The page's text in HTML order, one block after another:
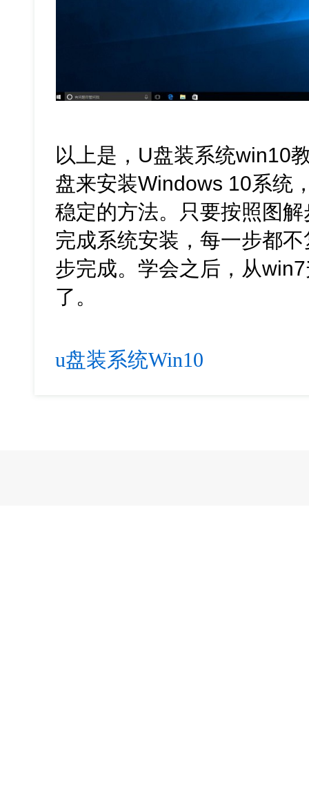
以上是，U盘装系统win10
盘来安装Windows 10系统
稳定的方法。只要按照图
完成系统安装，每一步都
步完成。学会之后，从
了。
u盘装系统Win10